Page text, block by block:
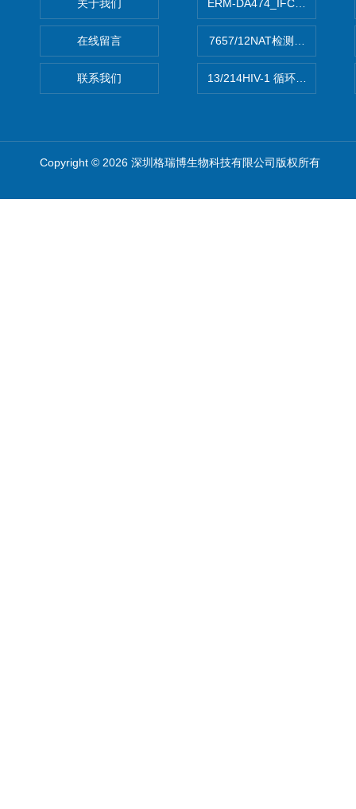
关于我们
在线留言
联系我们
ERM-DA474_IFCCC反应蛋
7657/12NAT检测的D型肝炎
13/214HIV-1 循环重组形式
Copyright © 2026 深圳格瑞博生物科技有限公司版权所有